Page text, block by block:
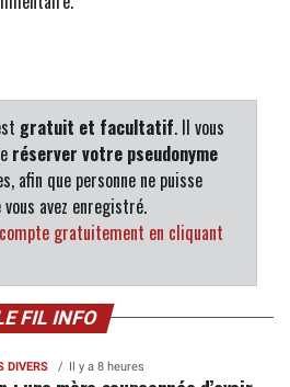
gratuit et facultatif. Il vous
réserver votre pseudonyme
afin que personne ne puisse
avez enregistré.
gratuitement en cliquant
FIL INFO
DIVERS Il y a 8 heures